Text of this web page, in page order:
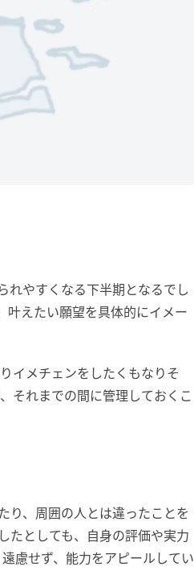
れやすくなる下半期となるでし
叶えたい願望を具体的にイメー
イメチェンをしたくもなりそ
それまでの間に管理しておくこ
り、周囲の人とは違ったことを
たとしても、自身の評価や実力
慮せず、能力をアピールしてい